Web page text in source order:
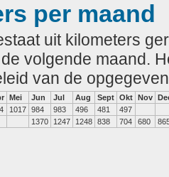
per maand
uit kilometers
volgende maand.
van de
Mei Jun Jul Aug Sept Okt Nov
1017 984 983 496 481
497
1370 1247 1248 838 704 680